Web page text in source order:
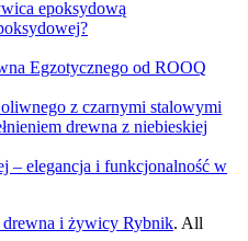
Egzotycznego od ROOQ
– elegancja i funkcjonalność w
i żywicy Rybnik. All